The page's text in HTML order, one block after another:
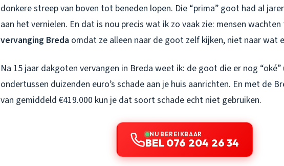
donkere streep van boven tot beneden lopen. Die “prima” goot had al
aan het vernielen. En dat is nou precis wat ik zo vaak zie: mensen
vervanging Breda omdat ze alleen naar de goot zelf kijken, niet naar wat
Na 15 jaar dakgoten vervangen in Breda weet ik: de goot die er nog
ondertussen duizenden euro’s schade aan je huis aanrichten. En met de
van gemiddeld €419.000 kun je dat soort schade echt niet gebruiken.
NU BEREIKBAAR
BEL 076 204 26 34